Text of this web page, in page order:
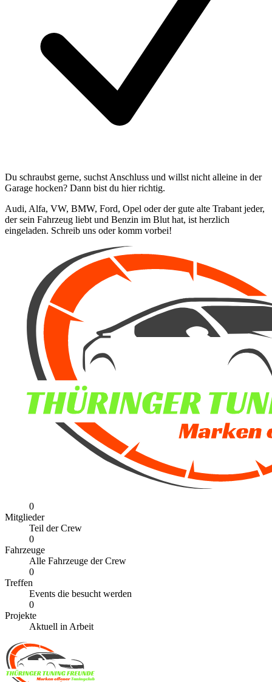
Du schraubst gerne, suchst Anschluss und willst nicht alleine in der
Garage hocken? Dann bist du hier richtig.
Audi, Alfa, VW, BMW, Ford, Opel oder der gute alte Trabant jeder,
der sein Fahrzeug liebt und Benzin im Blut hat, ist herzlich
eingeladen. Schreib uns oder komm vorbei!
0
Mitglieder
Teil der Crew
0
Fahrzeuge
Alle Fahrzeuge der Crew
0
Treffen
Events die besucht werden
0
Projekte
Aktuell in Arbeit